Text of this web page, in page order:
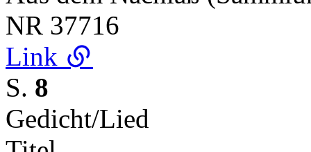
NR 37716
Link
S. 8
Gedicht/Lied